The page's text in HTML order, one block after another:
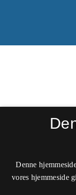
Denne
vores hjemmeside